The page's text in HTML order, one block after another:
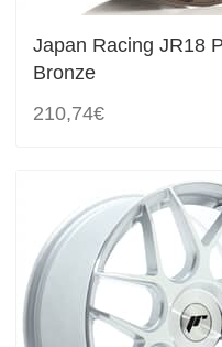
Japan Racing JR18
Bronze
210,74€